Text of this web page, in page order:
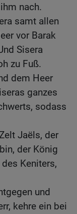
nach.
samt allen
vor Barak
Sisera
zu Fuß.
dem Heer
ganzes
sodass
Jaëls, der
der König
Keniters,
und
kehre ein bei